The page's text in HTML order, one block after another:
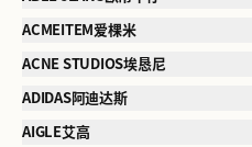
ACMEITEM爱棵米
ACNE STUDIOS埃恳尼
ADIDAS阿迪达斯
AIGLE艾高